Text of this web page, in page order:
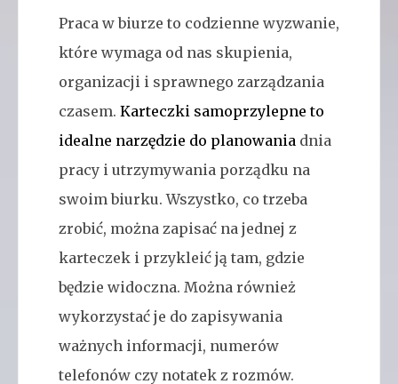
Praca w biurze to codzienne wyzwanie,
które wymaga od nas skupienia,
organizacji i sprawnego zarządzania
czasem. Karteczki samoprzylepne to
idealne narzędzie do planowania dnia
pracy i utrzymywania porządku na
swoim biurku. Wszystko, co trzeba
zrobić, można zapisać na jednej z
karteczek i przykleić ją tam, gdzie
będzie widoczna. Można również
wykorzystać je do zapisywania
ważnych informacji, numerów
telefonów czy notatek z rozmów.